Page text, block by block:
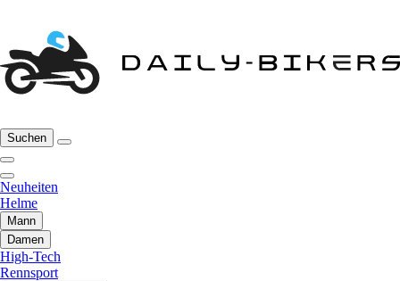
Suchen
Neuheiten
Helme
Mann
Damen
High-Tech
Rennsport